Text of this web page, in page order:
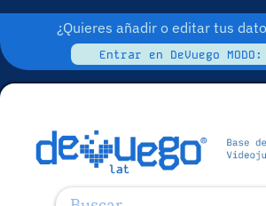
¿Quieres añadir o editar tus
Entrar en DeVuego